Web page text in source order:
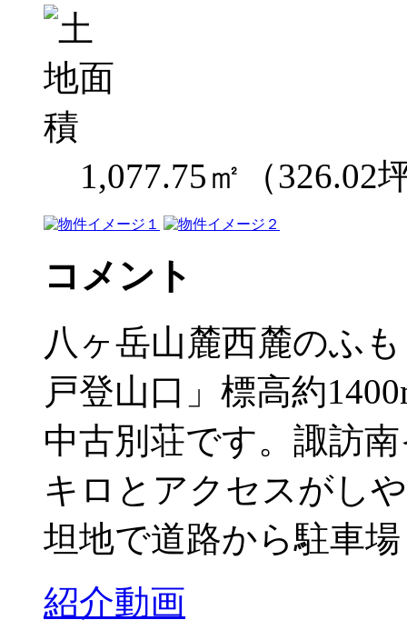
1,077.75㎡（326.02
コメント
八ヶ岳山麓西麓のふ
戸登山口」標高約
中古別荘です。諏訪
キロとアクセスがし
坦地で道路から駐車
紹介動画